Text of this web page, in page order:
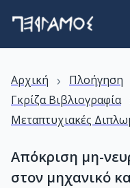
Αρχική › Πλοήγηση
Γκρίζα Βιβλιογραφία
Μεταπτυχιακές
Απόκριση μη-
στον μηχανικό